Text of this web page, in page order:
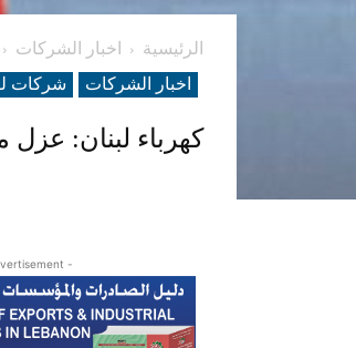
الرئيسية اخبار الشركات
اخبار الشركات
شرکات
كهرباء لبنان:
- Advertisement -